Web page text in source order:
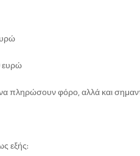
ευρώ
πληρώσουν φόρο, αλλά και
εξής: